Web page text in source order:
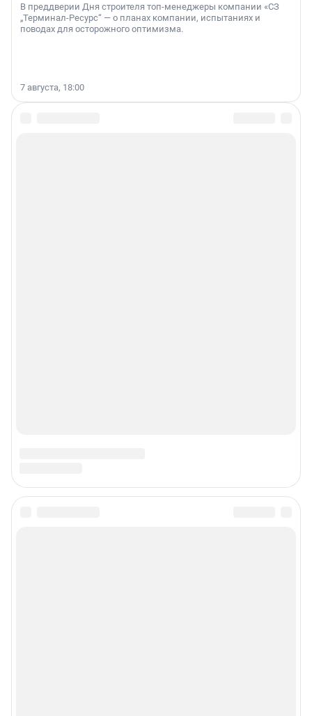
В преддверии Дня строителя топ-менеджеры компании «СЗ
„Терминал-Ресурс“ — о планах компании, испытаниях и
поводах для осторожного оптимизма.
7 августа, 18:00